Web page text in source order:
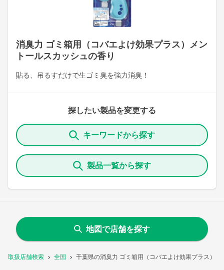
取扱店舗検索 全国 千葉県の消臭力 ゴミ箱用（コバエよけ効果プラス）
消臭力 ゴミ箱用（コバエよけ効果プラス）メン
トールスカッシュの香り
貼る、吊るすだけで生ゴミ臭を強力消臭！
探したい製品を変更する
キーワードから探す
製品一覧から探す
地図で店舗を探す